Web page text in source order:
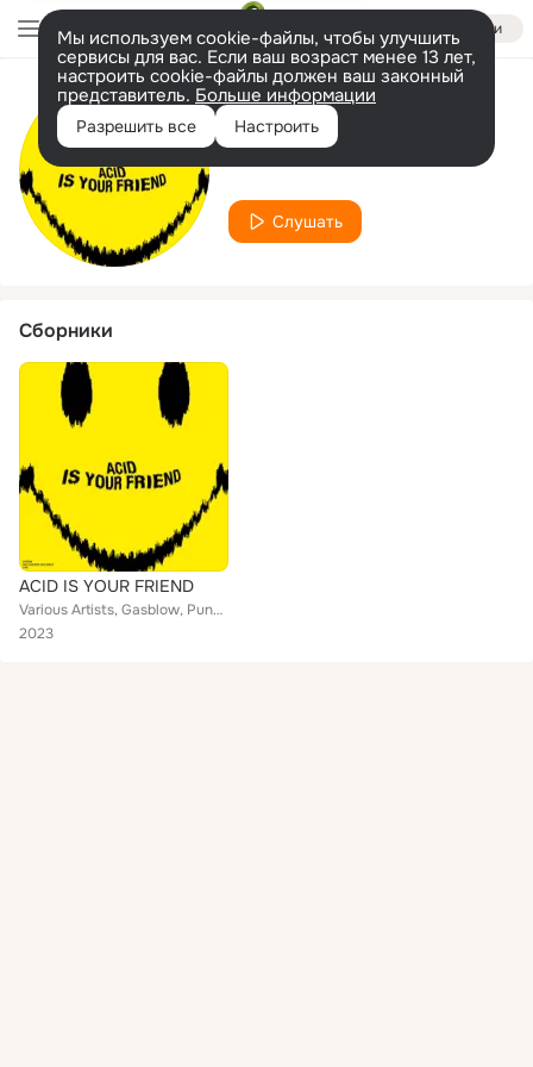
Войти
Мы используем cookie-файлы, чтобы улучшить
сервисы для вас. Если ваш возраст менее 13 лет,
настроить cookie-файлы должен ваш законный
представитель. Больше информации
Разрешить все Настроить
Исполнитель
Lowbecka
Слушать
Сборники
ACID IS YOUR FRIEND
Various Artists, Gasblow, PunksTapes, Sinusoidal, Eng8, DJ Slon, Semaa, Raw Takes, Olddoji, Subtraxive, BEREZA, CHP, Den Geymur,...
2023